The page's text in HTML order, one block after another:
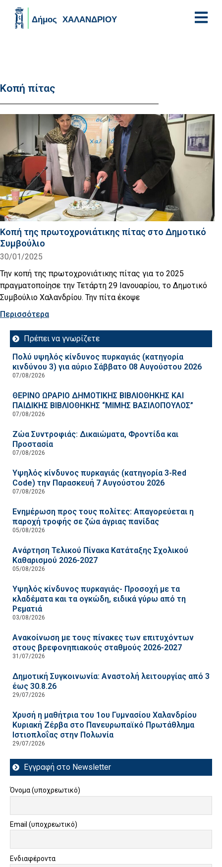
Κοπή πίτας
Κοπή της πρωτοχρονιάτικης πίτας στο Δημοτικό
Συμβούλιο
30/01/2025
Την κοπή της πρωτοχρονιάτικης πίτας για το 2025
πραγματοποίησε την Τετάρτη 29 Ιανουαρίου, το Δημοτικό
Συμβούλιο Χαλανδρίου. Την πίτα έκοψε
Περισσότερα
Πρέπει να γνωρίζετε
Πολύ υψηλός κίνδυνος πυρκαγιάς (κατηγορία
κινδύνου 3) για αύριο Σάββατο 08 Αυγούστου 2026
07/08/2026
ΘΕΡΙΝΟ ΩΡΑΡΙΟ ΔΗΜΟΤΙΚΗΣ ΒΙΒΛΙΟΘΗΚΗΣ ΚΑΙ
ΠΑΙΔΙΚΗΣ ΒΙΒΛΙΟΘΗΚΗΣ “ΜΙΜΗΣ ΒΑΣΙΛΟΠΟΥΛΟΣ”
07/08/2026
Ζώα Συντροφιάς: Δικαιώματα, Φροντίδα και
Προστασία
07/08/2026
Υψηλός κίνδυνος πυρκαγιάς (κατηγορία 3-Red
Code) την Παρασκευή 7 Αυγούστου 2026
07/08/2026
Ενημέρωση προς τους πολίτες: Απαγορεύεται η
παροχή τροφής σε ζώα άγριας πανίδας
05/08/2026
Ανάρτηση Τελικού Πίνακα Κατάταξης Σχολικού
Καθαρισμού 2026-2027
05/08/2026
Υψηλός κίνδυνος πυρκαγιάς- Προσοχή με τα
κλαδέματα και τα ογκώδη, ειδικά γύρω από τη
Ρεματιά
03/08/2026
Ανακοίνωση με τους πίνακες των επιτυχόντων
στους βρεφονηπιακούς σταθμούς 2026-2027
31/07/2026
Δημοτική Συγκοινωνία: Αναστολή λειτουργίας από 3
έως 30.8.26
29/07/2026
Χρυσή η μαθήτρια του 1ου Γυμνασίου Χαλανδρίου
Κυριακή Ζέρβα στο Πανευρωπαϊκό Πρωτάθλημα
Ιστιοπλοΐας στην Πολωνία
29/07/2026
Εγγραφή στο Newsletter
Όνομα (υποχρεωτικό)
Email (υποχρεωτικό)
Ενδιαφέροντα